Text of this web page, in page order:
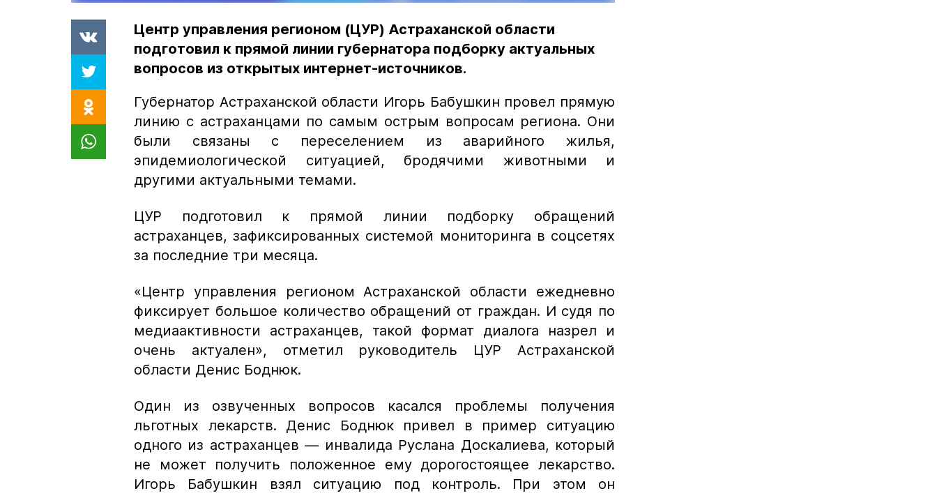
Центр управления регионом (ЦУР) Астраханской области
подготовил к прямой линии губернатора подборку актуальных
вопросов из открытых интернет-источников.
Губернатор Астраханской области Игорь Бабушкин провел прямую
линию с астраханцами по самым острым вопросам региона. Они
были связаны с переселением из аварийного жилья,
эпидемиологической ситуацией, бродячими животными и
другими актуальными темами.
ЦУР подготовил к прямой линии подборку обращений
астраханцев, зафиксированных системой мониторинга в соцсетях
за последние три месяца.
«Центр управления регионом Астраханской области ежедневно
фиксирует большое количество обращений от граждан. И судя по
медиаактивности астраханцев, такой формат диалога назрел и
очень актуален», отметил руководитель ЦУР Астраханской
области Денис Боднюк.
Один из озвученных вопросов касался проблемы получения
льготных лекарств. Денис Боднюк привел в пример ситуацию
одного из астраханцев — инвалида Руслана Доскалиева, который
не может получить положенное ему дорогостоящее лекарство.
Игорь Бабушкин взял ситуацию под контроль. При этом он